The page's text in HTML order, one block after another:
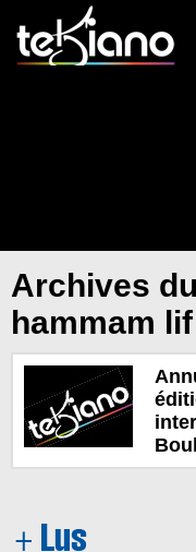
Archives
hammam lif